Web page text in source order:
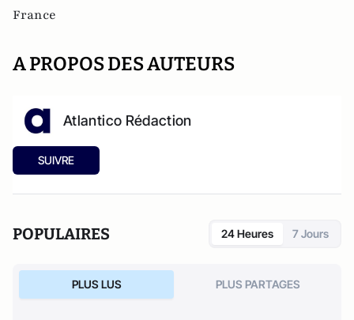
France
A PROPOS DES AUTEURS
Atlantico Rédaction
SUIVRE
POPULAIRES 24 Heures 7 Jours
PLUS LUS PLUS PARTAGES